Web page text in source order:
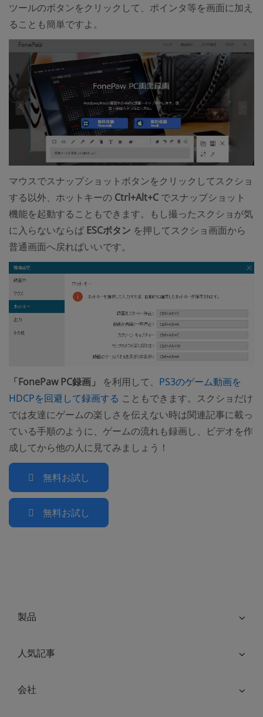
ツールのボタンをクリックして、ポインタ等を画面に加え
ることも簡単ですよ。
マウスでスナップショットボタンをクリックしてスクショ
する以外、ホットキーの Ctrl+Alt+C でスナップショット
機能を起動することもできます。もし撮ったスクショが気
に入らないならば ESCボタン を押してスクショ画面から
普通画面へ戻ればいいです。
「FonePaw PC録画」 を利用して、 PS3のゲーム動画を
HDCPを回避して録画する (opens new window)
こともできます。スクショだけ
では友達にゲームの楽しさを伝えない時は関連記事に載っ
ている手順のように、ゲームの流れも録画し、ビデオを作
成してから他の人に見てみましょう！
無料お試し
無料お試し
製品
人気記事
会社